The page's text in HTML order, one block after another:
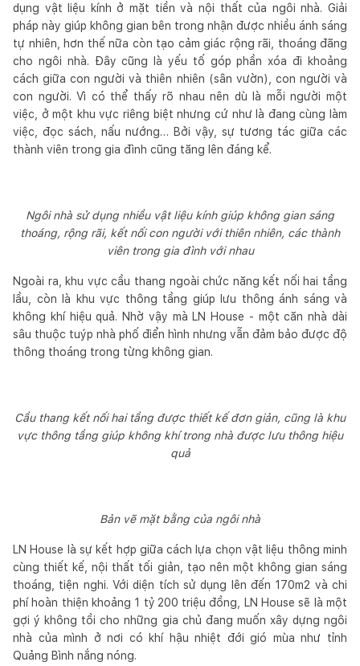
dụng vật liệu kính ở mặt tiền và nội thất của ngôi nhà. Giải
pháp này giúp không gian bên trong nhận được nhiều ánh sáng
tự nhiên, hơn thế nữa còn tạo cảm giác rộng rãi, thoáng đãng
cho ngôi nhà. Đây cũng là yếu tố góp phần xóa đi khoảng
cách giữa con người và thiên nhiên (sân vườn), con người và
con người. Vì có thể thấy rõ nhau nên dù là mỗi người một
việc, ở một khu vực riêng biệt nhưng cứ như là đang cùng làm
việc, đọc sách, nấu nướng… Bởi vậy, sự tương tác giữa các
thành viên trong gia đình cũng tăng lên đáng kể.
Ngôi nhà sử dụng nhiều vật liệu kính giúp không gian sáng
thoáng, rộng rãi, kết nối con người với thiên nhiên, các thành
viên trong gia đình với nhau
Ngoài ra, khu vực cầu thang ngoài chức năng kết nối hai tầng
lầu, còn là khu vực thông tầng giúp lưu thông ánh sáng và
không khí hiệu quả. Nhờ vậy mà LN House - một căn nhà dài
sâu thuộc tuýp nhà phố điển hình nhưng vẫn đảm bảo được độ
thông thoáng trong từng không gian.
Cầu thang kết nối hai tầng được thiết kế đơn giản, cũng là khu
vực thông tầng giúp không khí trong nhà được lưu thông hiệu
quả
Bản vẽ mặt bằng của ngôi nhà
LN House là sự kết hợp giữa cách lựa chọn vật liệu thông minh
cùng thiết kế, nội thất tối giản, tạo nên một không gian sáng
thoáng, tiện nghi. Với diện tích sử dụng lên đến 170m2 và chi
phí hoàn thiện khoảng 1 tỷ 200 triệu đồng, LN House sẽ là một
gợi ý không tồi cho những gia chủ đang muốn xây dựng ngôi
nhà của mình ở nơi có khí hậu nhiệt đới gió mùa như tỉnh
Quảng Bình nắng nóng.